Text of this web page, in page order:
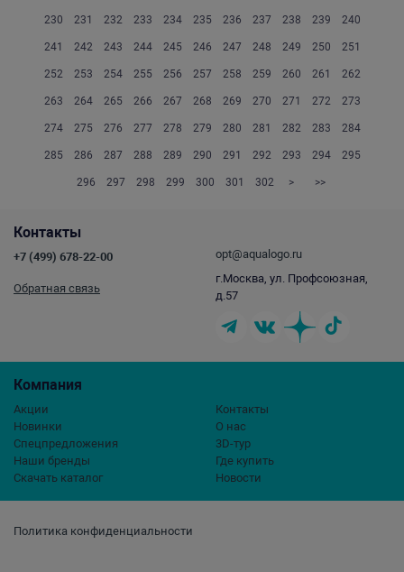
230 231 232 233 234 235 236 237 238 239 240
241 242 243 244 245 246 247 248 249 250 251
252 253 254 255 256 257 258 259 260 261 262
263 264 265 266 267 268 269 270 271 272 273
274 275 276 277 278 279 280 281 282 283 284
285 286 287 288 289 290 291 292 293 294 295
296 297 298 299 300 301 302 > >>
Политика конфиденциальности
Компания
Акции
Новинки
Спецпредложения
Наши бренды
Скачать каталог
Контакты
О нас
3D-тур
Где купить
Новости
Контакты
+7 (499) 678-22-00
Обратная связь
opt@aqualogo.ru
г.Москва, ул. Профсоюзная,
д.57